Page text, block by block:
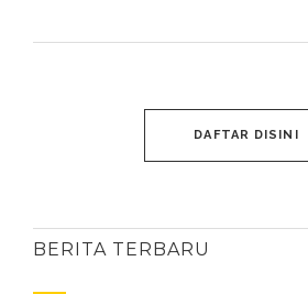
DAFTAR DISINI
BERITA TERBARU